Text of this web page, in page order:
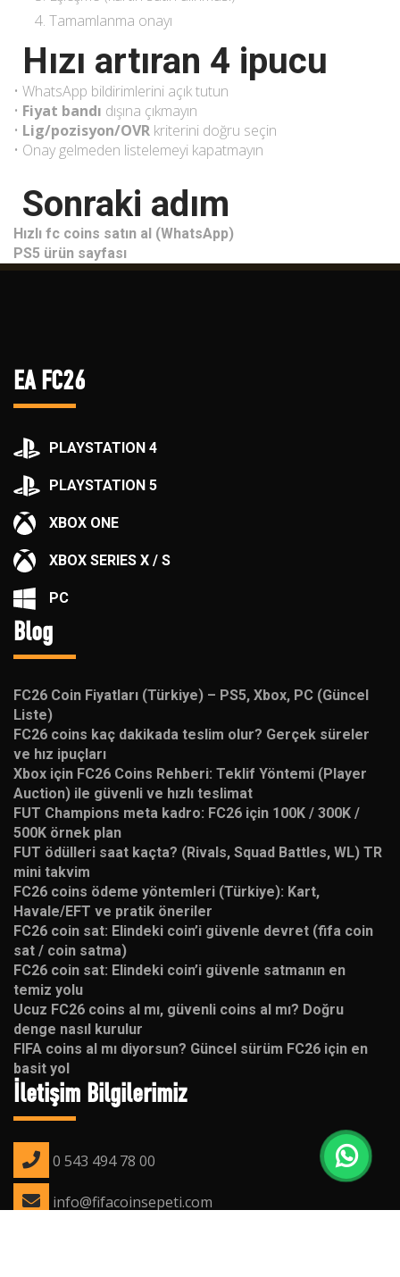
Tamamlanma onayı
Hızı artıran 4 ipucu
• WhatsApp bildirimlerini açık tutun
• Fiyat bandı dışına çıkmayın
• Lig/pozisyon/OVR kriterini doğru seçin
• Onay gelmeden listelemeyi kapatmayın
Sonraki adım
Hızlı fc coins satın al (WhatsApp)
PS5 ürün sayfası
EA FC26
PLAYSTATION 4
PLAYSTATION 5
XBOX ONE
XBOX SERIES X / S
PC
Blog
FC26 Coin Fiyatları (Türkiye) – PS5, Xbox, PC (Güncel
Liste)
FC26 coins kaç dakikada teslim olur? Gerçek süreler
ve hız ipuçları
Xbox için FC26 Coins Rehberi: Teklif Yöntemi (Player
Auction) ile güvenli ve hızlı teslimat
FUT Champions meta kadro: FC26 için 100K / 300K /
500K örnek plan
FUT ödülleri saat kaçta? (Rivals, Squad Battles, WL) TR
mini takvim
FC26 coins ödeme yöntemleri (Türkiye): Kart,
Havale/EFT ve pratik öneriler
FC26 coin sat: Elindeki coin’i güvenle devret (fifa coin
sat / coin satma)
FC26 coin sat: Elindeki coin’i güvenle satmanın en
temiz yolu
Ucuz FC26 coins al mı, güvenli coins al mı? Doğru
denge nasıl kurulur
FIFA coins al mı diyorsun? Güncel sürüm FC26 için en
basit yol
İletişim Bilgilerimiz
0 543 494 78 00
info@fifacoinsepeti.com